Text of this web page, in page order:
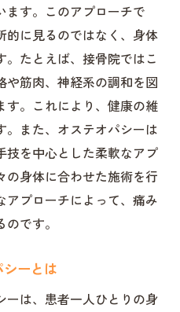
ます。このアプローチで
的に見るのではなく、身体
たとえば、接骨院ではこ
や筋肉、神経系の調和を図
す。これにより、健康の維
また、オステオパシーは
技を中心とした柔軟なアプ
の身体に合わせた施術を行
アプローチによって、痛み
です。
ーとは
ーは、患者一人ひとりの身